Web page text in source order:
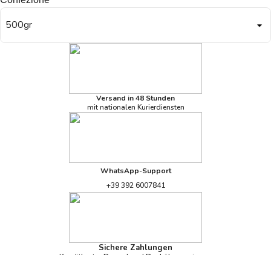
Versand in 48 Stunden
mit nationalen Kurierdiensten
WhatsApp-Support
+39 392 6007841
Sichere Zahlungen